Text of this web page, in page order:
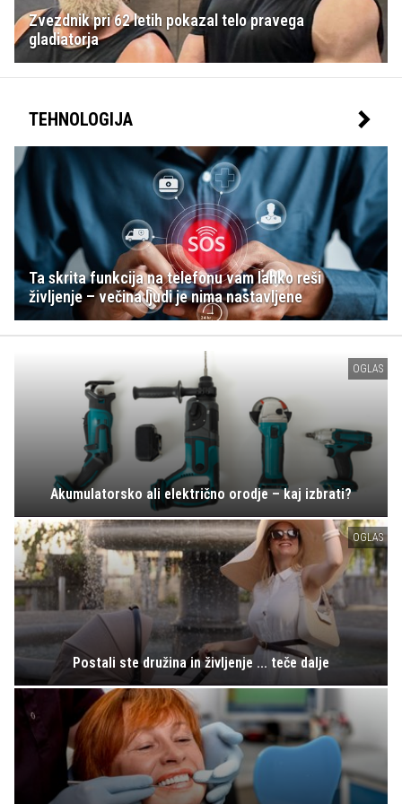
Zvezdnik pri 62 letih pokazal telo pravega
gladiatorja
TEHNOLOGIJA
Ta skrita funkcija na telefonu vam lahko reši
življenje – večina ljudi je nima nastavljene
OGLAS
Akumulatorsko ali električno orodje – kaj izbrati?
OGLAS
Postali ste družina in življenje ... teče dalje